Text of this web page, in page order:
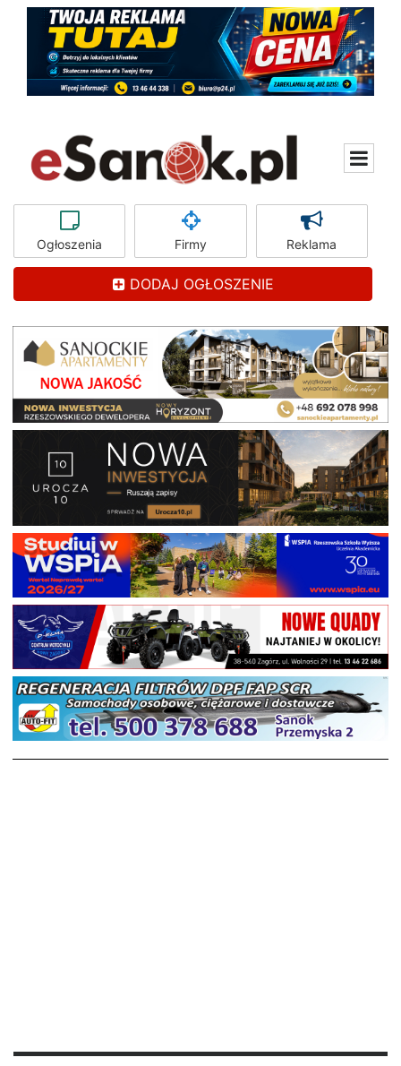
Ogłoszenia Firmy Reklama
DODAJ OGŁOSZENIE